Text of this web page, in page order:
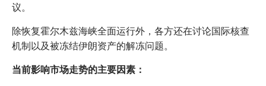
议。
除恢复霍尔木兹海峡全面运行外，各方还在讨论国际核查
机制以及被冻结伊朗资产的解冻问题。
当前影响市场走势的主要因素：